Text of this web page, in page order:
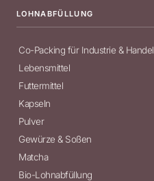
LOHNABFÜLLUNG
Co-Packing für Industrie & Handel
Lebensmittel
Futtermittel
Kapseln
Pulver
Gewürze & Soßen
Matcha
Bio-Lohnabfüllung